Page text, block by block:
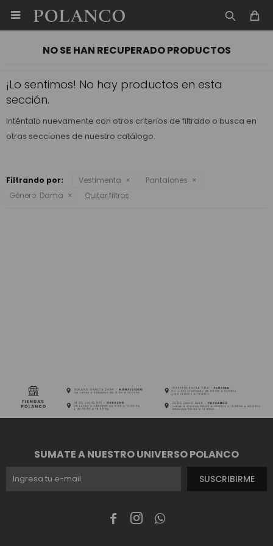

NO SE HAN RECUPERADO PRODUCTOS
¡Lo sentimos! No hay productos en esta
sección.
Inténtalo nuevamente con otros criterios de filtrado o busca en
otras secciones de nuestro catálogo.
Filtrando por: Vestimenta
Pantalones
Género: Dama Quitar filtros
  
SUMATE A NUESTRO UNIVERSO POLANCO
SUSCRIBIRME